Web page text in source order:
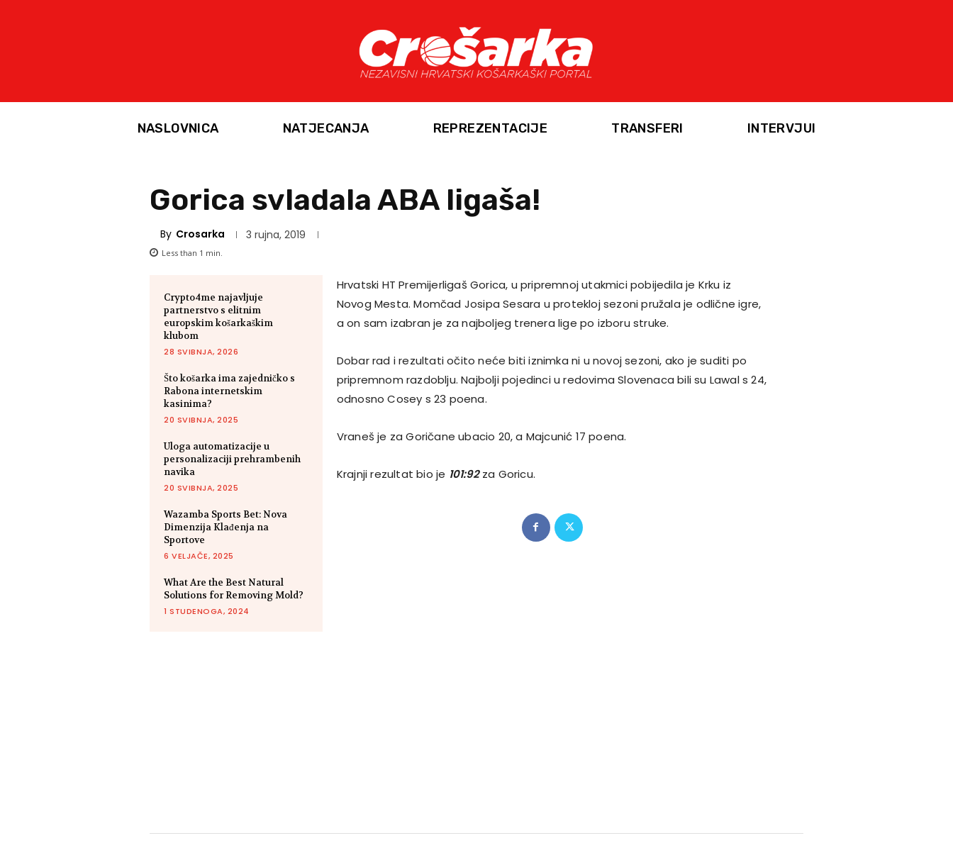
NASLOVNICA NATJECANJA REPREZENTACIJE TRANSFERI INTERVJUI
Gorica svladala ABA ligaša!
By Crosarka 3 rujna, 2019
Less than 1 min.
Crypto4me najavljuje
partnerstvo s elitnim
europskim košarkaškim
klubom
28 SVIBNJA, 2026
Što košarka ima zajedničko s
Rabona internetskim
kasinima?
20 SVIBNJA, 2025
Uloga automatizacije u
personalizaciji prehrambenih
navika
20 SVIBNJA, 2025
Wazamba Sports Bet: Nova
Dimenzija Klađenja na
Sportove
6 VELJAČE, 2025
What Are the Best Natural
Solutions for Removing Mold?
1 STUDENOGA, 2024
Hrvatski HT Premijerligaš Gorica, u pripremnoj utakmici pobijedila je Krku iz
Novog Mesta. Momčad Josipa Sesara u protekloj sezoni pružala je odlične igre,
a on sam izabran je za najboljeg trenera lige po izboru struke.
Dobar rad i rezultati očito neće biti iznimka ni u novoj sezoni, ako je suditi po
pripremnom razdoblju. Najbolji pojedinci u redovima Slovenaca bili su Lawal s 24,
odnosno Cosey s 23 poena.
Vraneš je za Goričane ubacio 20, a Majcunić 17 poena.
Krajnji rezultat bio je 101:92za Goricu.